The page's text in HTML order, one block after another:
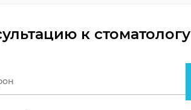
к стоматологу